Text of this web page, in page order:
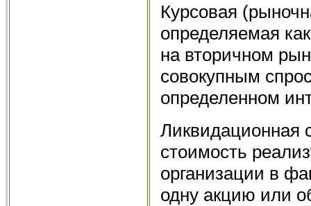
Курсовая
определяемая
на вторичном
совокупным
определенном
Ликвидационная
стоимость
организации в
одну акцию или